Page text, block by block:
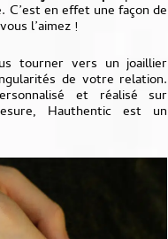
en effet une façon de
l’aimez !
tourner vers un joaillier
de votre relation.
et réalisé sur
Hauthentic est un